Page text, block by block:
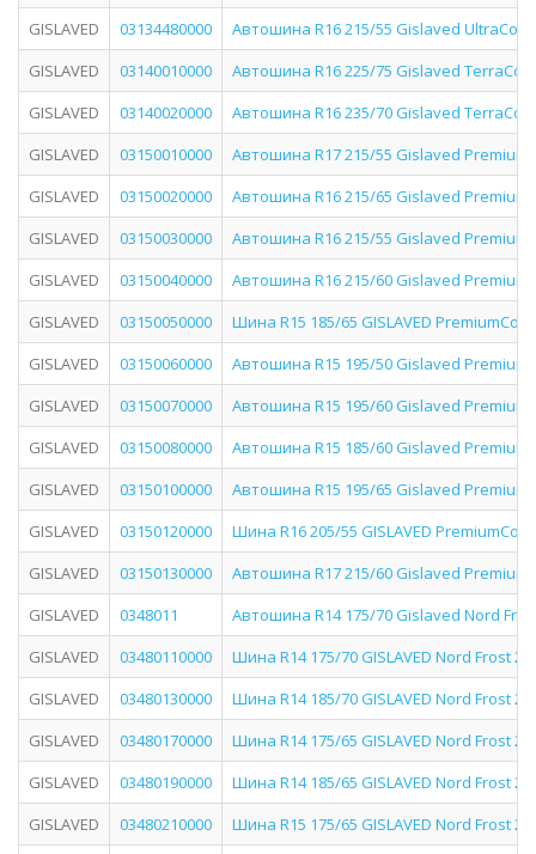
GISLAVED
03134480000
Автошина R16 215/55 Gislaved
GISLAVED
03140010000
Автошина R16 225/75 Gislaved
GISLAVED
03140020000
Автошина R16 235/70 Gislaved
GISLAVED
03150010000
Автошина R17 215/55 Gislaved
GISLAVED
03150020000
Автошина R16 215/65 Gislaved
GISLAVED
03150030000
Автошина R16 215/55 Gislaved
GISLAVED
03150040000
Автошина R16 215/60 Gislaved
GISLAVED
03150050000
Шина R15 185/65 GISLAVED
GISLAVED
03150060000
Автошина R15 195/50 Gislaved
GISLAVED
03150070000
Автошина R15 195/60 Gislaved
GISLAVED
03150080000
Автошина R15 185/60 Gislaved
GISLAVED
03150100000
Автошина R15 195/65 Gislaved
GISLAVED
03150120000
Шина R16 205/55 GISLAVED
GISLAVED
03150130000
Автошина R17 215/60 Gislaved
GISLAVED
0348011
Автошина R14 175/70 Gislaved Nord
GISLAVED
03480110000
Шина R14 175/70 GISLAVED Nord Frost
GISLAVED
03480130000
Шина R14 185/70 GISLAVED Nord Frost
GISLAVED
03480170000
Шина R14 175/65 GISLAVED Nord Frost
GISLAVED
03480190000
Шина R14 185/65 GISLAVED Nord Frost
GISLAVED
03480210000
Шина R15 175/65 GISLAVED Nord Frost